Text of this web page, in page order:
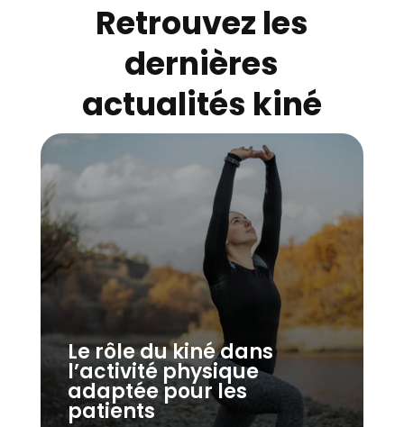
Retrouvez les
dernières
actualités kiné
Le rôle du kiné dans
l’activité physique
adaptée pour les
patients